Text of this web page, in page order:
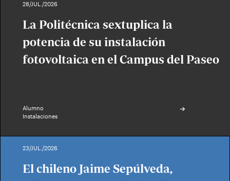
28/JUL./2026
La Politécnica sextuplica la
potencia de su instalación
fotovoltaica en el Campus del Paseo
Alumno
Instalaciones
23/JUL./2026
El chileno Jaime Sepúlveda,